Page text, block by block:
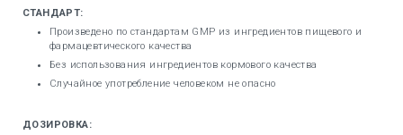
СТАНДАРТ:
Произведено по стандартам GMP из ингредиентов пищевого и
фармацевтического качества
Без использования ингредиентов кормового качества
Случайное употребление человеком не опасно
ДОЗИРОВКА: